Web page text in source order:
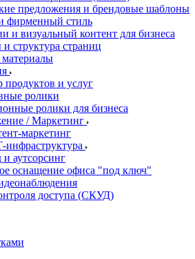
предложения и брендовые шаблоны
фирменный стиль
и визуальный контент для бизнеса
структура страниц
продуктов и услуг
ролики
ролики для бизнеса
/ Маркетинг
маркетинг
аутсорсинг
оснащение офиса "под ключ"
доступа (СКУД)